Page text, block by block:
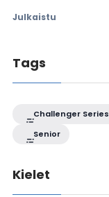
Julkaistu
Tags
Challenger Series
Senior
Kielet